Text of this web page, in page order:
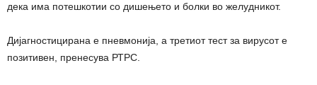
дека има потешкотии со дишењето и болки во желудникот.
Дијагностицирана е пневмонија, а третиот тест за вирусот е
позитивен, пренесува РТРС.